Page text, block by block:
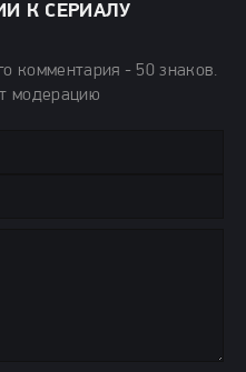
К СЕРИАЛУ
комментария - 50 знаков.
модерацию